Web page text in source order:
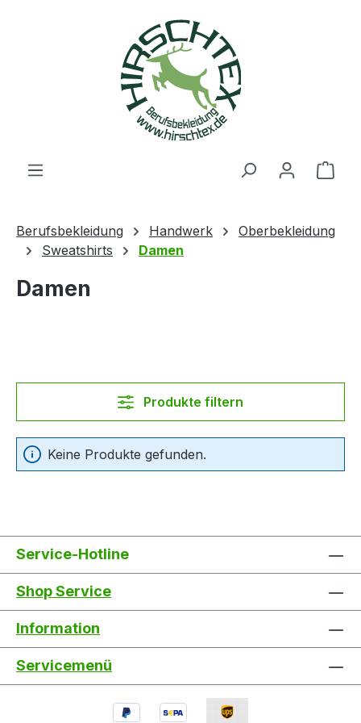
Berufsbekleidung Handwerk
Oberbekleidung
Sweatshirts
Damen
Damen
Produkte filtern
Keine Produkte gefunden.
Service-Hotline
Shop Service
Information
Servicemenü